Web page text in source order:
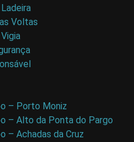
Voltas
– Porto Moniz
– Alto da Ponta do Pargo
– Achadas da Cruz